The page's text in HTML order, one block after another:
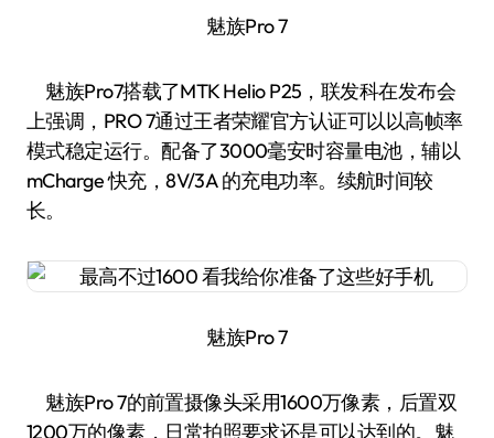
魅族Pro 7
魅族Pro7搭载了MTK Helio P25，联发科在发布会
上强调，PRO 7通过王者荣耀官方认证可以以高帧率
模式稳定运行。配备了3000毫安时容量电池，辅以
mCharge 快充，8V/3A 的充电功率。续航时间较
长。
魅族Pro 7
魅族Pro 7的前置摄像头采用1600万像素，后置双
1200万的像素，日常拍照要求还是可以达到的。魅